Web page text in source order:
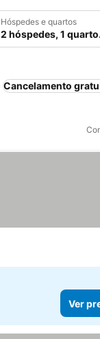
Hóspedes e quartos
2 hóspedes, 1
Cancelamento
Ver